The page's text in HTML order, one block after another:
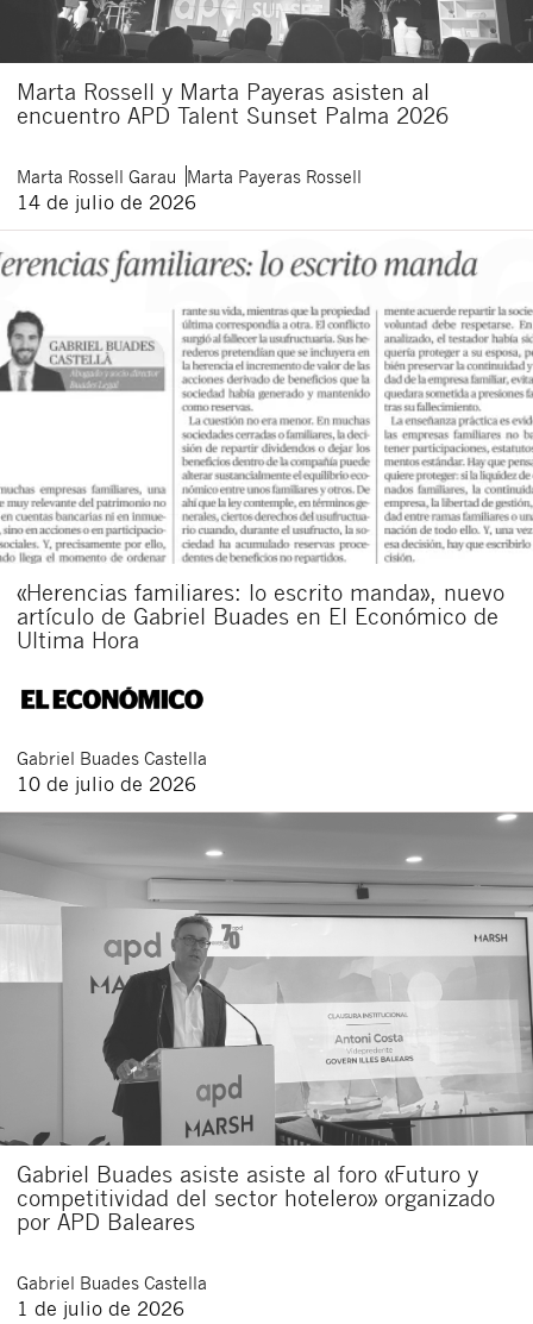
Marta Rossell y Marta Payeras asisten al
encuentro APD Talent Sunset Palma 2026
Marta Rossell Garau Marta Payeras Rossell
14 de julio de 2026
«Herencias familiares: lo escrito manda», nuevo
artículo de Gabriel Buades en El Económico de
Ultima Hora
Gabriel Buades Castella
10 de julio de 2026
Gabriel Buades asiste asiste al foro «Futuro y
competitividad del sector hotelero» organizado
por APD Baleares
Gabriel Buades Castella
1 de julio de 2026